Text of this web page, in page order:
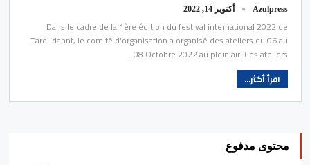
Azulpress أكتوبر 14, 2022
Dans le cadre de la 1ère édition du festival international 2022 de
Taroudannt, le comité d'organisation a organisé des ateliers du 06 au
08 Octobre 2022 au plein air. Ces ateliers…
اقرأ أكثر...
محتوى مدفوع